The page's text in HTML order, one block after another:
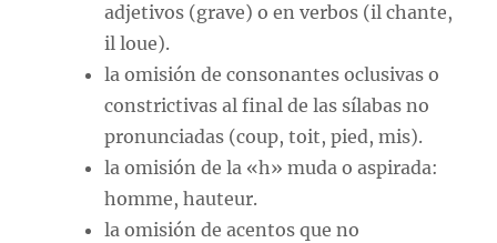
adjetivos (grave) o en verbos (il chante,
il loue).
la omisión de consonantes oclusivas o
constrictivas al final de las sílabas no
pronunciadas (coup, toit, pied, mis).
la omisión de la «h» muda o aspirada:
homme, hauteur.
la omisión de acentos que no